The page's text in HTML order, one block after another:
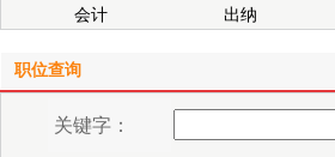
会计 出纳